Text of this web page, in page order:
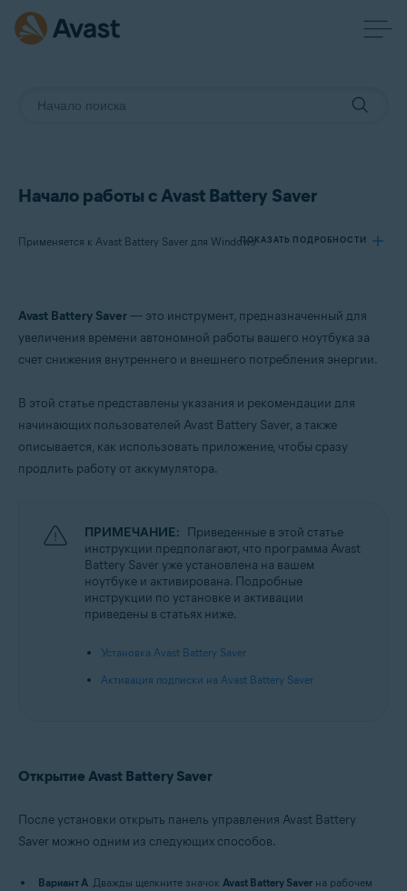
Начало работы с Avast Battery Saver
Применяется к Avast Battery Saver для WindowsПОКАЗАТЬ ПОДРОБНОСТИ
Продукты:
Avast Battery Saver 22.x для Windows
Microsoft Windows 11 Home / Pro / Enterprise / Education
разрядная версия
Microsoft Windows 8,1 / Pro / Enterprise — 32- или 64-разрядная версия
Microsoft Windows 8 / Pro / Enterprise — 32- или 64-разрядная версия
Avast Battery Saver— это инструмент, предназначенный для
увеличения времени автономной работы вашего ноутбука за
счет снижения внутреннего и внешнего потребления энергии.
В этой статье представлены указания и рекомендации для
начинающих пользователей Avast Battery Saver, а также
описывается, как использовать приложение, чтобы сразу
продлить работу от аккумулятора.
ПРИМЕЧАНИЕ: Приведенные в этой статье
инструкции предполагают, что программа Avast
Battery Saver уже установлена на вашем
ноутбуке и активирована. Подробные
инструкции по установке и активации
приведены в статьях ниже.
Установка Avast Battery Saver
Активация подписки на Avast Battery Saver
Открытие Avast Battery Saver
После установки открыть панель управления Avast Battery
Saver можно одним из следующих способов.
Вариант A. Дважды щелкните значок Avast Battery Saver на рабочем